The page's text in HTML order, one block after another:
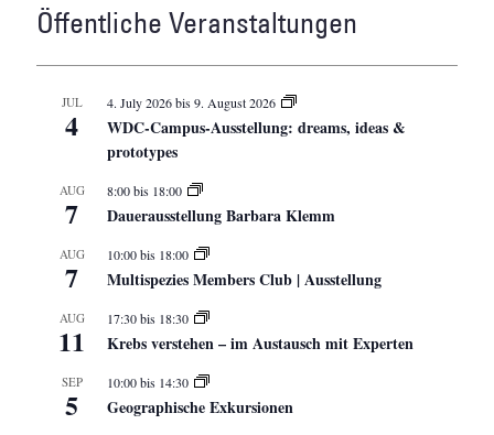
Öffentliche Veranstaltungen
JUL
4
4. July 2026bis9. August 2026
WDC-Campus-Ausstellung: dreams, ideas &
prototypes
AUG
7
8:00bis 18:00
Dauerausstellung Barbara Klemm
AUG
7
10:00bis 18:00
Multispezies Members Club | Ausstellung
AUG
11
17:30bis 18:30
Krebs verstehen – im Austausch mit Experten
SEP
5
10:00bis 14:30
Geographische Exkursionen